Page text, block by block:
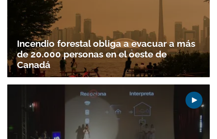
Incendio forestal obliga a evacuar a más
de 20.000 personas en el oeste de
Canadá